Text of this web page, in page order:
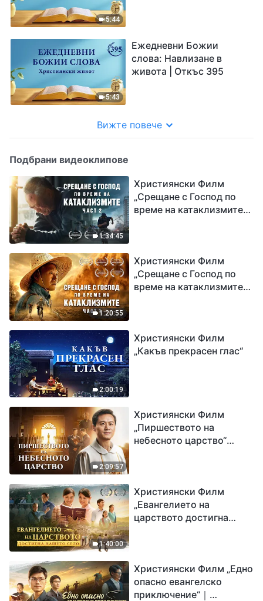
5:44
5:43
Ежедневни Божии
слова: Навлизане в
живота | Откъс 395
Вижте повече
Подбрани видеоклипове
1:34:45
Християнски Филм
„Срещане с Господ по
време на катаклизмите“
1:20:55
Християнски Филм
„Срещане с Господ по
време на катаклизмите“
2:00:19
Християнски Филм
„Какъв прекрасен глас“
2:09:57
Християнски Филм
„Пиршеството на
небесното царство“
1:40:00
Християнски Филм
„Евангелието на
царството достигна
Християнски Филм „Едно
опасно евангелско
приключение“｜